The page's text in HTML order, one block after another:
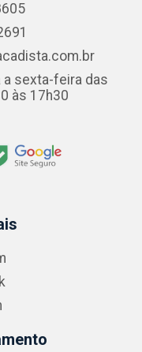
sexta-feira das
às 17h30